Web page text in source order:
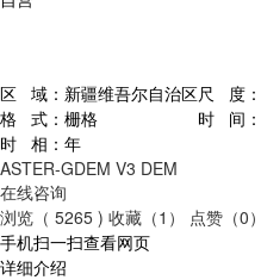
区 域： 新疆维吾尔自治区尺 度：
格 式： 栅格 时 间：
时 相： 年
ASTER-GDEM V3 DEM
在线咨询
浏览（ 5265 ) 收藏（1） 点赞（0）
手机扫一扫查看网页
详细介绍